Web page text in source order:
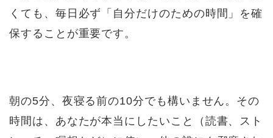
くても、毎日必ず「自分だけのための時間」を確
保することが重要です。
朝の5分、夜寝る前の10分でも構いません。その
時間は、あなたが本当にしたいこと（読書、スト